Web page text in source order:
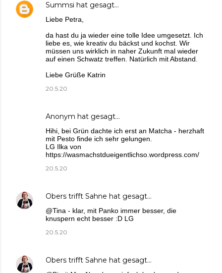
Summsi hat gesagt…
Liebe Petra,
da hast du ja wieder eine tolle Idee umgesetzt. Ich
liebe es, wie kreativ du bäckst und kochst. Wir
müssen uns wirklich in naher Zukunft mal wieder
auf einen Schwatz treffen. Natürlich mit Abstand.
Liebe Grüße Katrin
20.5.20
Anonym hat gesagt…
Hihi, bei Grün dachte ich erst an Matcha - herzhaft
mit Pesto finde ich sehr gelungen.
LG Ilka von
https://wasmachstdueigentlichso.wordpress.com/
20.5.20
Obers trifft Sahne hat gesagt…
@Tina - klar, mit Panko immer besser, die
knuspern echt besser :D LG
20.5.20
Obers trifft Sahne hat gesagt…